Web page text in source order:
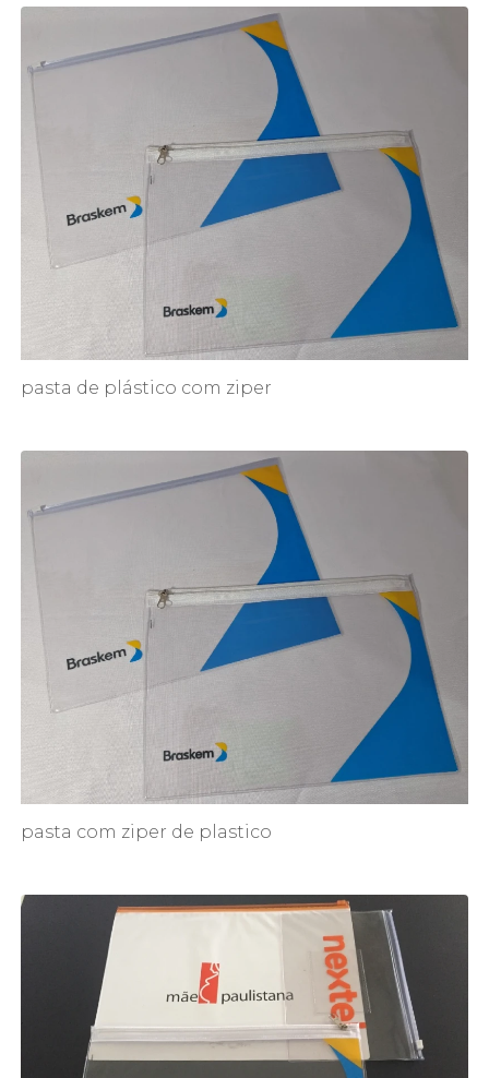
pasta de plástico com ziper
pasta com ziper de plastico